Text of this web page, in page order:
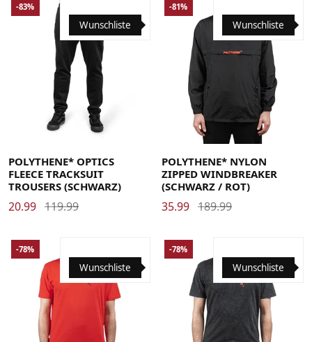
Wunschliste
-83%
POLYTHENE* OPTICS
FLEECE TRACKSUIT
TROUSERS (SCHWARZ)
20.99 119.99
Wunschliste
-81%
POLYTHENE* NYLON
ZIPPED WINDBREAKER
(SCHWARZ / ROT)
35.99 189.99
Wunschliste
-78%
Wunschliste
-78%